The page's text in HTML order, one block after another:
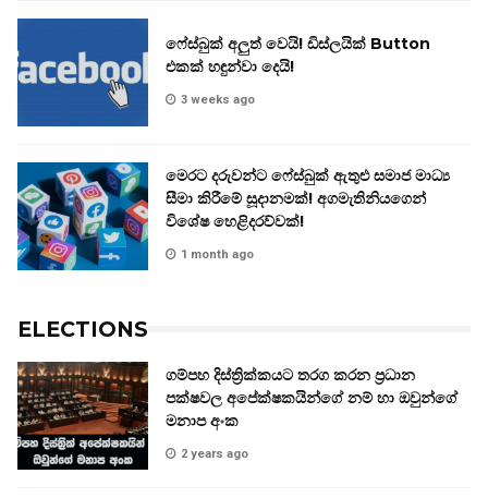
ෆේස්බුක් අලුත් වෙයි! ඩිස්ලයික් Button
එකක් හඳුන්වා දෙයි!
3 weeks ago
මෙරට දරුවන්ට ෆේස්බුක් ඇතුළු සමාජ මාධ්‍ය
සීමා කිරීමේ සූදානමක්! අගමැතිනියගෙන්
විශේෂ හෙළිදරව්වක්!
1 month ago
ELECTIONS
ගම්පහ දිස්ත්‍රික්කයට තරග කරන ප්‍රධාන
පක්ෂවල අපේක්ෂකයින්ගේ නම් හා ඔවුන්ගේ
මනාප අංක
2 years ago